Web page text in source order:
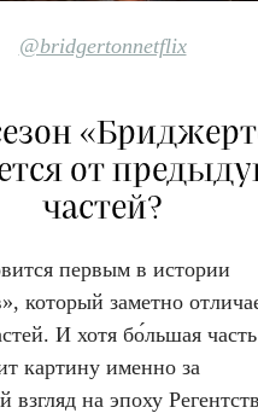
@bridgertonnetflix
от
частей?
первым в истории
который заметно
И хотя бо́льшая часть
картину именно за
взгляд на эпоху